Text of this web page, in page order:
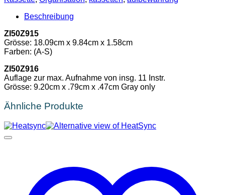
Beschreibung
ZI50Z915
Grösse: 18.09cm x 9.84cm x 1.58cm
Farben: (A-S)
ZI50Z916
Auflage zur max. Aufnahme von insg. 11 Instr.
Grösse: 9.20cm x .79cm x .47cm Gray only
Ähnliche Produkte